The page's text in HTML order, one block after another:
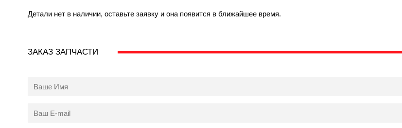
Детали нет в наличии, оставьте заявку и она появится в ближайшее время.
ЗАКАЗ ЗАПЧАСТИ